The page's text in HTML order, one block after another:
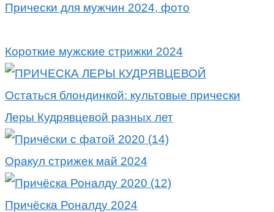
Прически для мужчин 2024, фото
Короткие мужские стрижки 2024
Остаться блондинкой: культовые прически
Леры Кудрявцевой разных лет
Оракул стрижек май 2024
Причёска Роналду 2024